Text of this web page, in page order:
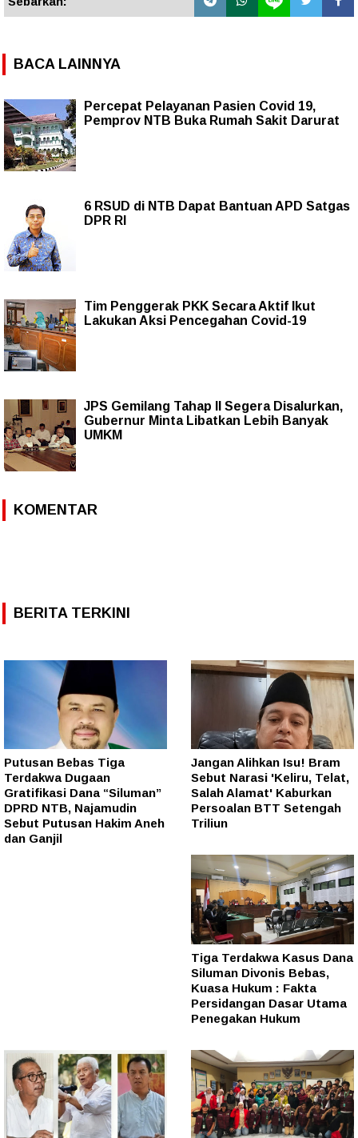
BACA LAINNYA
Percepat Pelayanan Pasien Covid 19,
Pemprov NTB Buka Rumah Sakit Darurat
6 RSUD di NTB Dapat Bantuan APD Satgas
DPR RI
Tim Penggerak PKK Secara Aktif Ikut
Lakukan Aksi Pencegahan Covid-19
JPS Gemilang Tahap II Segera Disalurkan,
Gubernur Minta Libatkan Lebih Banyak
UMKM
KOMENTAR
BERITA TERKINI
Putusan Bebas Tiga
Terdakwa Dugaan
Gratifikasi Dana “Siluman”
DPRD NTB, Najamudin
Sebut Putusan Hakim Aneh
dan Ganjil
Jangan Alihkan Isu! Bram
Sebut Narasi 'Keliru, Telat,
Salah Alamat' Kaburkan
Persoalan BTT Setengah
Triliun
Tiga Terdakwa Kasus Dana
Siluman Divonis Bebas,
Kuasa Hukum : Fakta
Persidangan Dasar Utama
Penegakan Hukum